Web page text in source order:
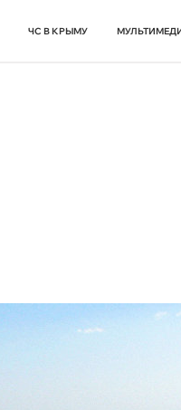
ЧС В КРЫМУ